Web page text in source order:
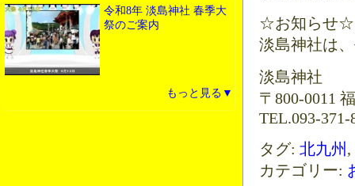
令和8年 淡島神社 春季大
祭のご案内
もっと見る▼
☆お知らせ☆
淡島神社は、
淡島神社
〒800-0011
TEL.093-371-
タグ: 北九州 ,
カテゴリー: